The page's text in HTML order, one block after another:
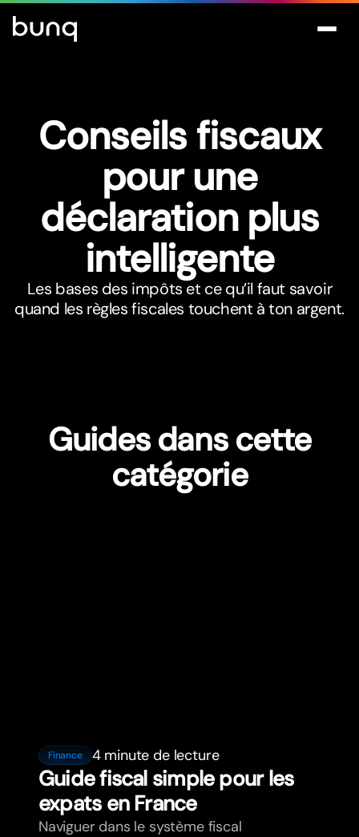
Conseils fiscaux
pour une
déclaration plus
intelligente
Les bases des impôts et ce qu’il faut savoir
quand les règles fiscales touchent à ton argent.
Guides dans cette
catégorie
Finance 4 minute de lecture
Guide fiscal simple pour les
expats en France
Naviguer dans le système fiscal